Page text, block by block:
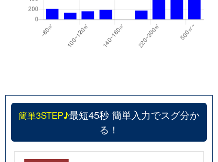
簡単3STEP♪最短45秒 簡単入力でスグ分か
る！